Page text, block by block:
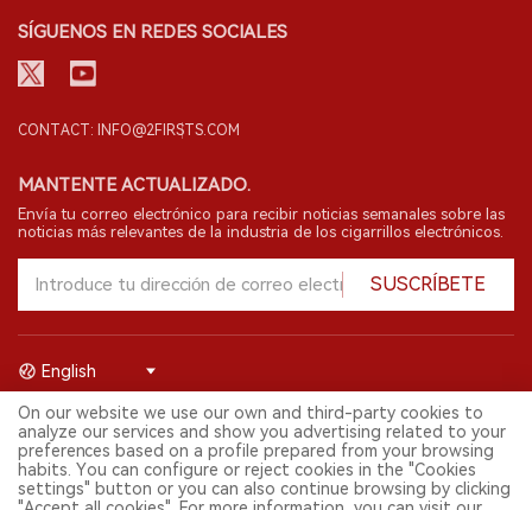
SÍGUENOS EN REDES SOCIALES
CONTACT: INFO@2FIRSTS.COM
MANTENTE ACTUALIZADO.
Envía tu correo electrónico para recibir noticias semanales sobre las
noticias más relevantes de la industria de los cigarrillos electrónicos.
SUSCRÍBETE
© 2026 Shenzhen 2FIRSTS Technology Co.,Ltd. Todos los derechos
reservados.
2FIRSTS solo es accesible para profesionales de la industria,
investigadores, medios y otros profesionales. El acceso por menores
está prohibido.
English
On our website we use our own and third-party cookies to
analyze our services and show you advertising related to your
preferences based on a profile prepared from your browsing
habits. You can configure or reject cookies in the "Cookies
settings" button or you can also continue browsing by clicking